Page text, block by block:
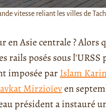
vitesse reliant les villes de
Asie centrale ? Alors
rails posés sous
imposée parIslam
Mirzioïeven
président a instauré